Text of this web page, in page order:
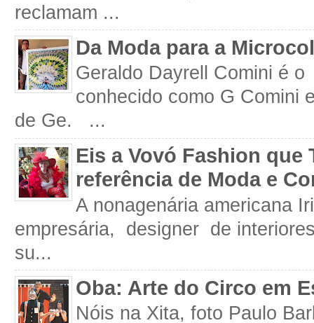
reclamam ...
Da Moda para a
Geraldo Dayrell Comini é
conhecido como G Comini
de Ge. ...
Eis a Vovó Fashion que
referência de Moda e
A nonagenária americana
empresária, designer de
su...
Oba: Arte do Circo em
Nóis na Xita, foto Paulo